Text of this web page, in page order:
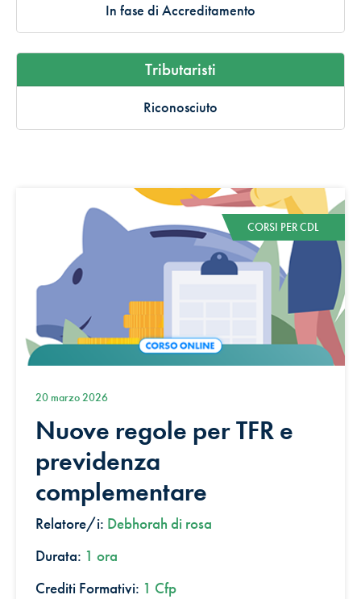
In fase di Accreditamento
Tributaristi
Riconosciuto
CORSI PER CDL
20 marzo 2026
Nuove regole per TFR e
previdenza
complementare
Relatore/i: Debhorah di rosa
Durata: 1 ora
Crediti Formativi: 1 Cfp